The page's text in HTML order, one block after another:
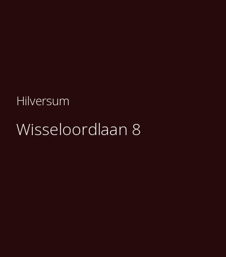
Hilversum
Wisseloordlaan 8